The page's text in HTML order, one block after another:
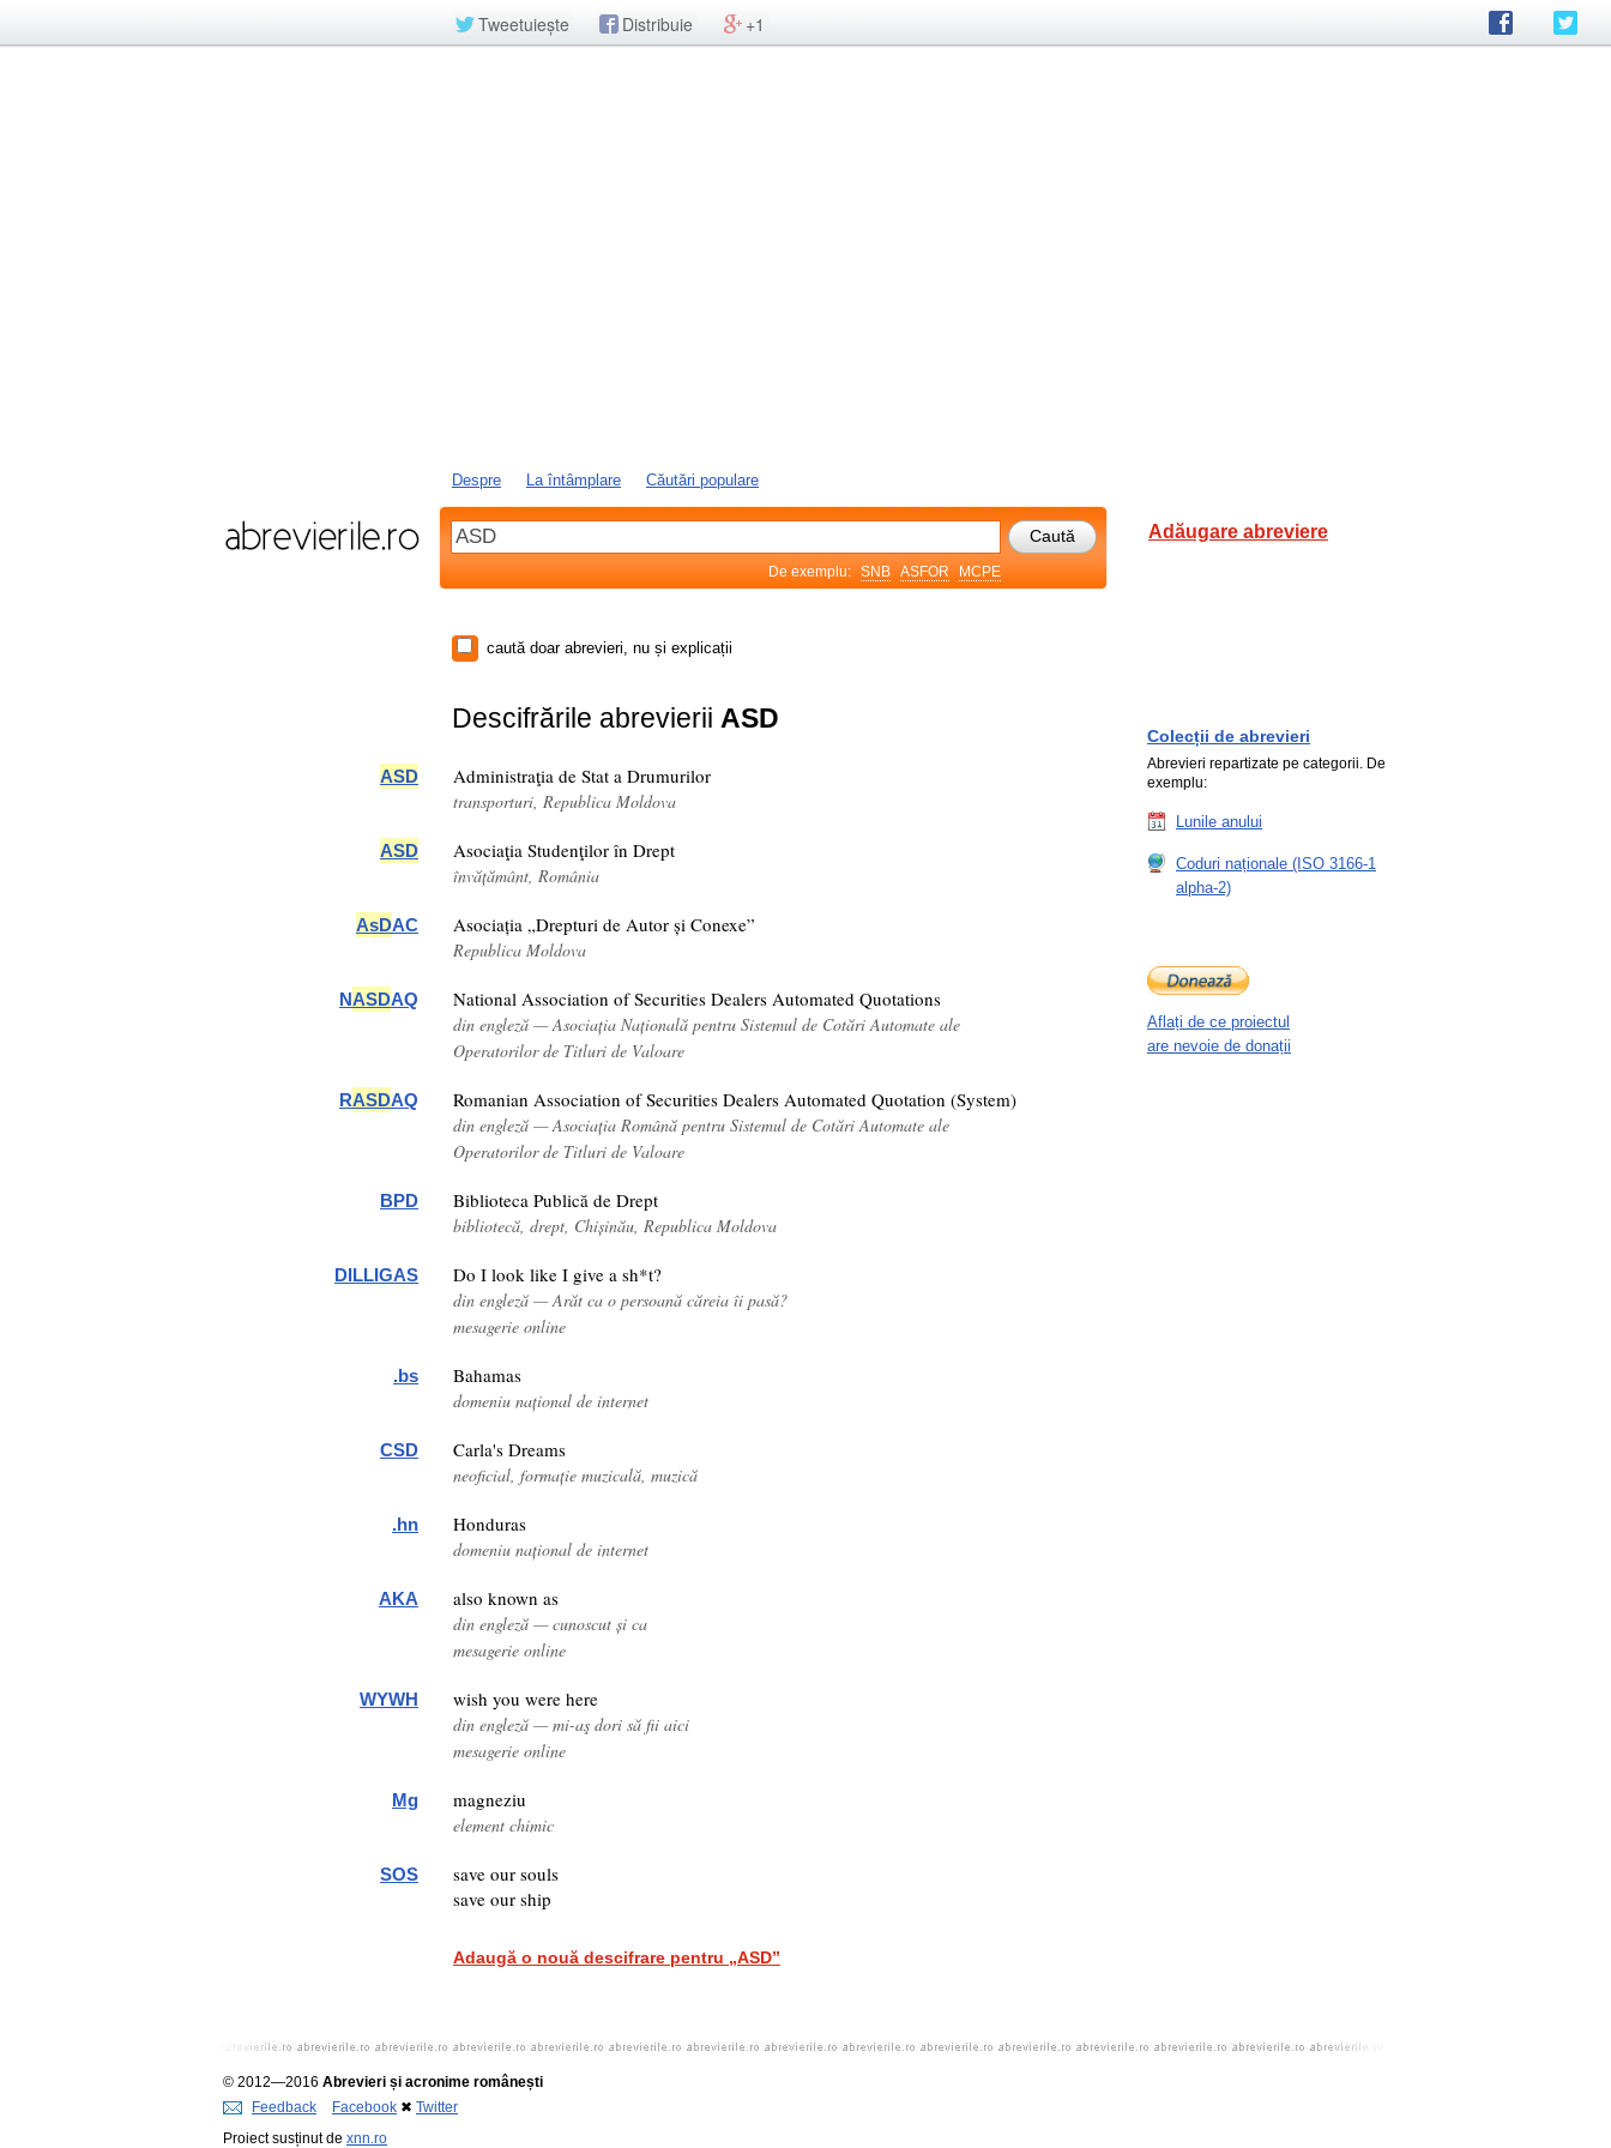
Tweetuiește Distribuie +1
Despre La întâmplare Căutări populare
De exemplu: SNB ASFOR MCPE
Adăugare abreviere
caută doar abrevieri, nu și explicații
Descifrările abrevierii ASD
ASD Administraţia de Stat a Drumurilor
transporturi, Republica Moldova
ASD Asociaţia Studenţilor în Drept
învățământ, România
AsDAC Asociația „Drepturi de Autor și Conexe”
Republica Moldova
NASDAQ National Association of Securities Dealers Automated Quotations
din engleză — Asociația Națională pentru Sistemul de Cotări Automate ale
Operatorilor de Titluri de Valoare
RASDAQ Romanian Association of Securities Dealers Automated Quotation (System)
din engleză — Asociația Română pentru Sistemul de Cotări Automate ale
Operatorilor de Titluri de Valoare
BPD Biblioteca Publică de Drept
bibliotecă, drept, Chișinău, Republica Moldova
DILLIGAS Do I look like I give a sh*t?
din engleză — Arăt ca o persoană căreia îi pasă?
mesagerie online
.bs Bahamas
domeniu național de internet
CSD Carla's Dreams
neoficial, formație muzicală, muzică
.hn Honduras
domeniu național de internet
AKA also known as
din engleză — cunoscut și ca
mesagerie online
WYWH wish you were here
din engleză — mi-aş dori să fii aici
mesagerie online
Mg magneziu
element chimic
SOS
save our souls
save our ship
Adaugă o nouă descifrare pentru „ASD”
Colecții de abrevieri
Abrevieri repartizate pe categorii. De
exemplu:
Lunile anului
Coduri naționale (ISO 3166-1
alpha-2)
Aflați de ce proiectul
are nevoie de donații
© 2012—2016 Abrevieri și acronime românești
Feedback
Facebook ✖ Twitter
Proiect susținut de xnn.ro